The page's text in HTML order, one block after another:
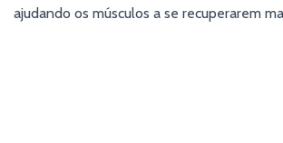
ajudando os músculos a se recuperarem